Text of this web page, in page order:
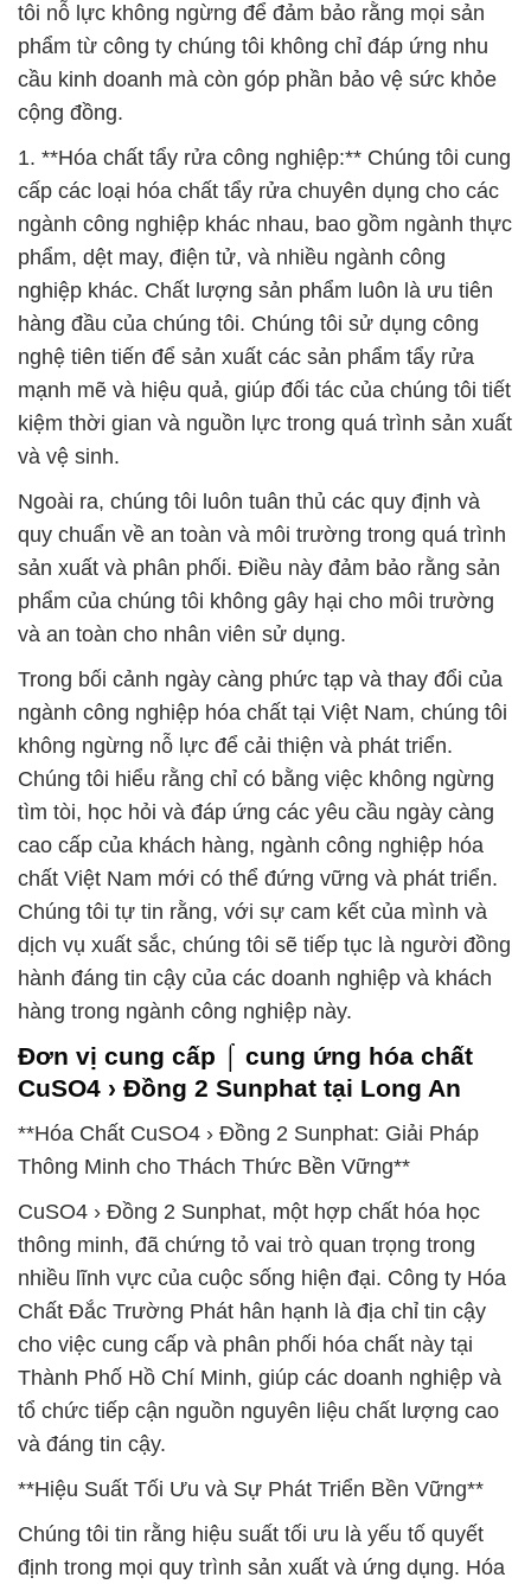
tôi nỗ lực không ngừng để đảm bảo rằng mọi sản
phẩm từ công ty chúng tôi không chỉ đáp ứng nhu
cầu kinh doanh mà còn góp phần bảo vệ sức khỏe
cộng đồng.
1. **Hóa chất tẩy rửa công nghiệp:** Chúng tôi cung
cấp các loại hóa chất tẩy rửa chuyên dụng cho các
ngành công nghiệp khác nhau, bao gồm ngành thực
phẩm, dệt may, điện tử, và nhiều ngành công
nghiệp khác. Chất lượng sản phẩm luôn là ưu tiên
hàng đầu của chúng tôi. Chúng tôi sử dụng công
nghệ tiên tiến để sản xuất các sản phẩm tẩy rửa
mạnh mẽ và hiệu quả, giúp đối tác của chúng tôi tiết
kiệm thời gian và nguồn lực trong quá trình sản xuất
và vệ sinh.
Ngoài ra, chúng tôi luôn tuân thủ các quy định và
quy chuẩn về an toàn và môi trường trong quá trình
sản xuất và phân phối. Điều này đảm bảo rằng sản
phẩm của chúng tôi không gây hại cho môi trường
và an toàn cho nhân viên sử dụng.
Trong bối cảnh ngày càng phức tạp và thay đổi của
ngành công nghiệp hóa chất tại Việt Nam, chúng tôi
không ngừng nỗ lực để cải thiện và phát triển.
Chúng tôi hiểu rằng chỉ có bằng việc không ngừng
tìm tòi, học hỏi và đáp ứng các yêu cầu ngày càng
cao cấp của khách hàng, ngành công nghiệp hóa
chất Việt Nam mới có thể đứng vững và phát triển.
Chúng tôi tự tin rằng, với sự cam kết của mình và
dịch vụ xuất sắc, chúng tôi sẽ tiếp tục là người đồng
hành đáng tin cậy của các doanh nghiệp và khách
hàng trong ngành công nghiệp này.
Đơn vị cung cấp ⌠ cung ứng hóa chất
CuSO4 › Đồng 2 Sunphat tại Long An
**Hóa Chất CuSO4 › Đồng 2 Sunphat: Giải Pháp
Thông Minh cho Thách Thức Bền Vững**
CuSO4 › Đồng 2 Sunphat, một hợp chất hóa học
thông minh, đã chứng tỏ vai trò quan trọng trong
nhiều lĩnh vực của cuộc sống hiện đại. Công ty Hóa
Chất Đắc Trường Phát hân hạnh là địa chỉ tin cậy
cho việc cung cấp và phân phối hóa chất này tại
Thành Phố Hồ Chí Minh, giúp các doanh nghiệp và
tổ chức tiếp cận nguồn nguyên liệu chất lượng cao
và đáng tin cậy.
**Hiệu Suất Tối Ưu và Sự Phát Triển Bền Vững**
Chúng tôi tin rằng hiệu suất tối ưu là yếu tố quyết
định trong mọi quy trình sản xuất và ứng dụng. Hóa